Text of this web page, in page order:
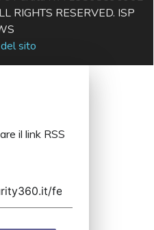
RESERVED. ISP
sito
il link RSS